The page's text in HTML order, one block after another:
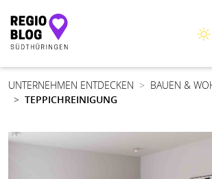
Hauptnavigation
UNTERNEHMEN ENTDECKEN
BAUEN &
TEPPICHREINIGUNG